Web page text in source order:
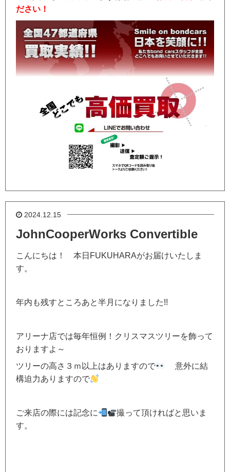
ださい！
2024.12.15
JohnCooperWorks Convertible
こんにちは！ 本日FUKUHARAがお届けいたしま
す。
年内も残すところあと半月になりました!!
アリーナ店では毎年恒例！クリスマスツリーを飾って
おりますよ～
ツリーの高さ３ｍ以上はありますので
意外に結
構迫力ありますので
ご来店の際には記念に
撮って頂ければと思いま
す。